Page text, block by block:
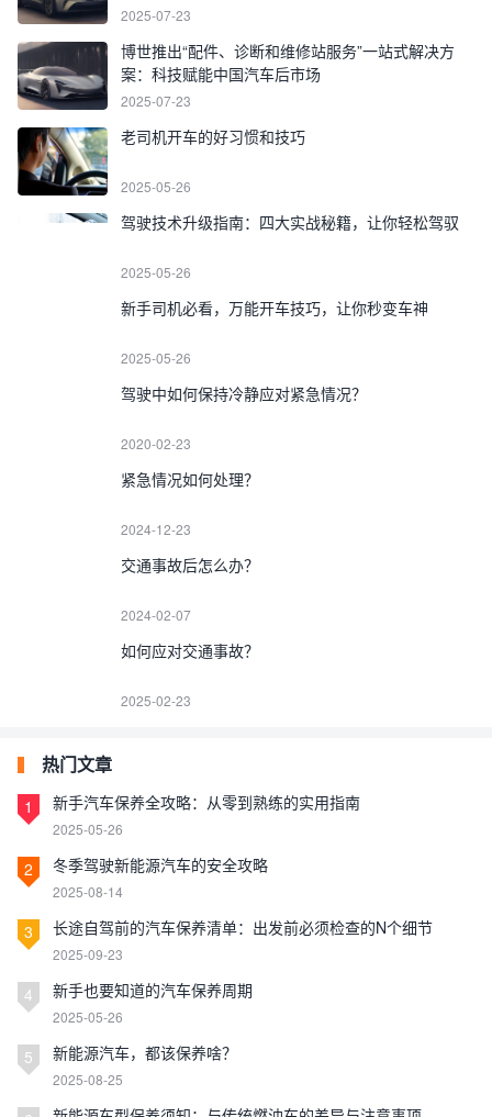
2025-07-23
博世推出“配件、诊断和维修站服务”一站式解决方
案：科技赋能中国汽车后市场
2025-07-23
老司机开车的好习惯和技巧
2025-05-26
驾驶技术升级指南：四大实战秘籍，让你轻松驾驭
2025-05-26
新手司机必看，万能开车技巧，让你秒变车神
2025-05-26
驾驶中如何保持冷静应对紧急情况？
2020-02-23
紧急情况如何处理？
2024-12-23
交通事故后怎么办？
2024-02-07
如何应对交通事故？
2025-02-23
热门文章
1 新手汽车保养全攻略：从零到熟练的实用指南
2025-05-26
2 冬季驾驶新能源汽车的安全攻略
2025-08-14
3 长途自驾前的汽车保养清单：出发前必须检查的N个细节
2025-09-23
4 新手也要知道的汽车保养周期
2025-05-26
5 新能源汽车，都该保养啥？
2025-08-25